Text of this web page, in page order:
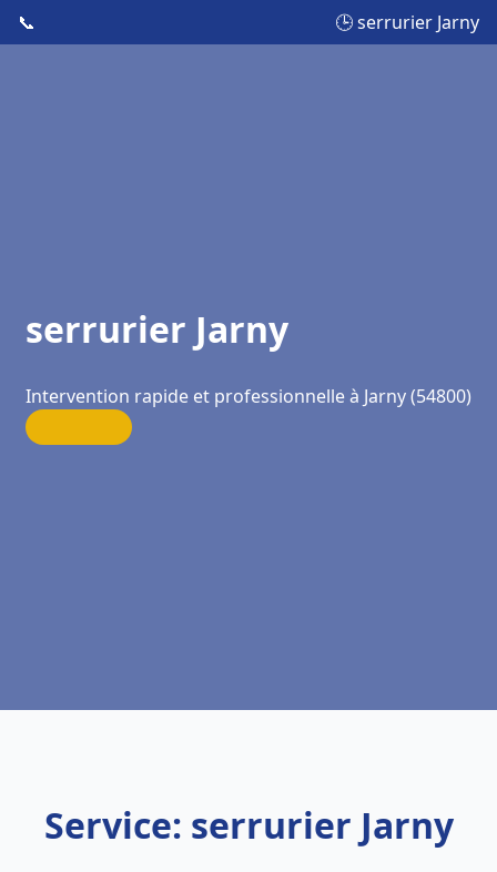
📞 🕒 serrurier Jarny
serrurier Jarny
Intervention rapide et professionnelle à Jarny (54800)
Service: serrurier Jarny